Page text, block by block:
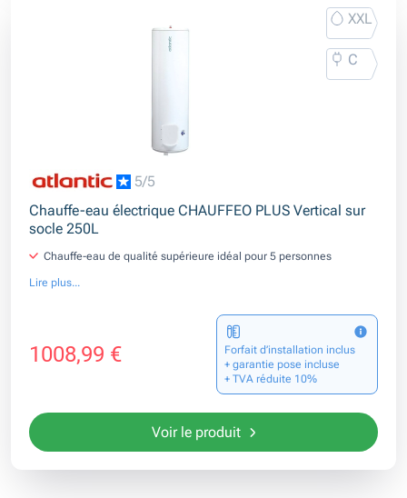
XXL
C
5/5
Chauffe-eau électrique CHAUFFEO PLUS Vertical sur
socle 250L
Chauffe-eau de qualité supérieure idéal pour 5 personnes
Lire plus...
1008,99 €
Forfait d’installation inclus
+ garantie pose incluse
+ TVA réduite 10%
Voir le produit